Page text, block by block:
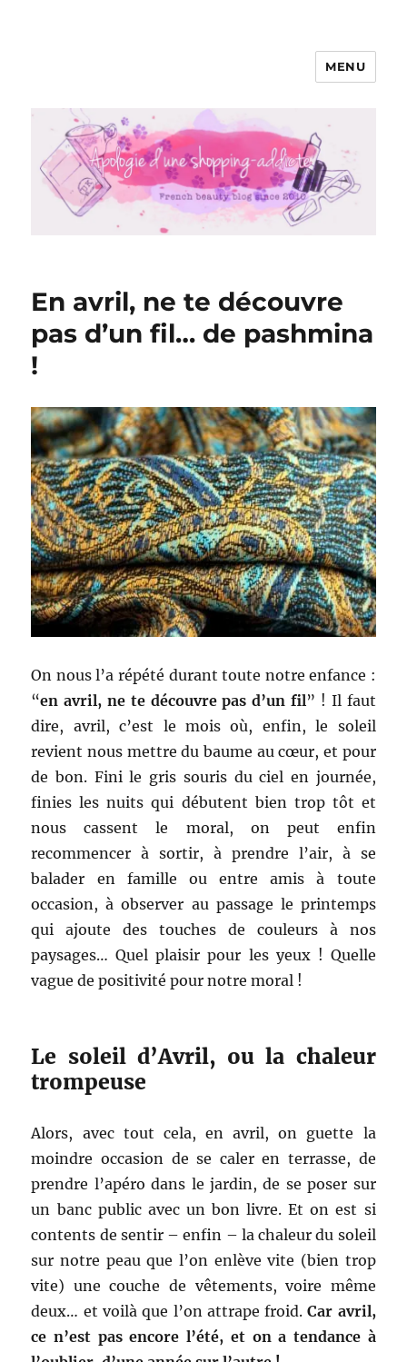
Apologie d'une Shopping-addicte
MENU
En avril, ne te découvre
pas d’un fil… de pashmina
!
On nous l’a répété durant toute notre enfance :
“en avril, ne te découvre pas d’un fil” ! Il faut
dire, avril, c’est le mois où, enfin, le soleil
revient nous mettre du baume au cœur, et pour
de bon. Fini le gris souris du ciel en journée,
finies les nuits qui débutent bien trop tôt et
nous cassent le moral, on peut enfin
recommencer à sortir, à prendre l’air, à se
balader en famille ou entre amis à toute
occasion, à observer au passage le printemps
qui ajoute des touches de couleurs à nos
paysages… Quel plaisir pour les yeux ! Quelle
vague de positivité pour notre moral !
Le soleil d’Avril, ou la chaleur
trompeuse
Alors, avec tout cela, en avril, on guette la
moindre occasion de se caler en terrasse, de
prendre l’apéro dans le jardin, de se poser sur
un banc public avec un bon livre. Et on est si
contents de sentir – enfin – la chaleur du soleil
sur notre peau que l’on enlève vite (bien trop
vite) une couche de vêtements, voire même
deux… et voilà que l’on attrape froid.Car avril,
ce n’est pas encore l’été, et on a tendance à